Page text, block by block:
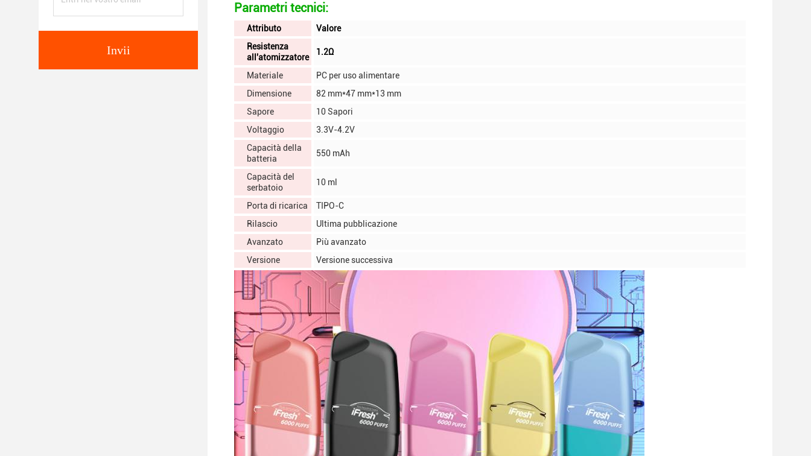
Invii
Parametri tecnici:
Attributo
Valore
Resistenza
all'atomizzatore
1.2Ω
Materiale
PC per uso alimentare
Dimensione
82 mm*47 mm*13 mm
Sapore
10 Sapori
Voltaggio
3.3V-4.2V
Capacità della
batteria
550 mAh
Capacità del
serbatoio
10 ml
Porta di ricarica
TIPO-C
Rilascio
Ultima pubblicazione
Avanzato
Più avanzato
Versione
Versione successiva